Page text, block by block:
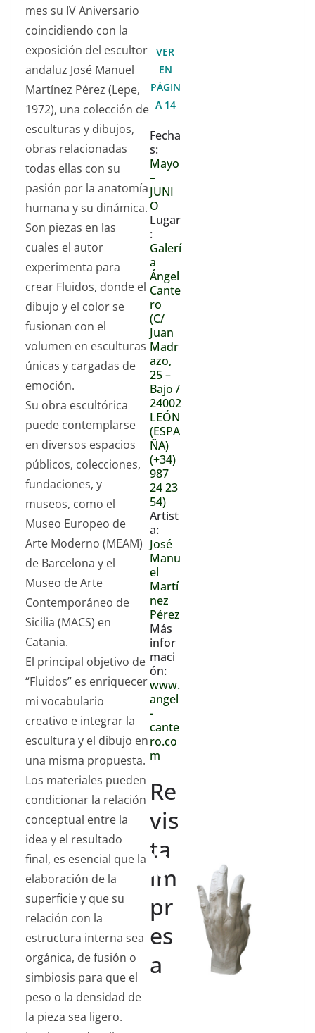
mes su IV Aniversario
coincidiendo con la
exposición del escultor
andaluz José Manuel
Martínez Pérez (Lepe,
1972), una colección de
esculturas y dibujos,
obras relacionadas
todas ellas con su
pasión por la anatomía
humana y su dinámica.
Son piezas en las
cuales el autor
experimenta para
crear Fluidos, donde el
dibujo y el color se
fusionan con el
volumen en esculturas
únicas y cargadas de
emoción.
Su obra escultórica
puede contemplarse
en diversos espacios
públicos, colecciones,
fundaciones, y
museos, como el
Museo Europeo de
Arte Moderno (MEAM)
de Barcelona y el
Museo de Arte
Contemporáneo de
Sicilia (MACS) en
Catania.
El principal objetivo de
“Fluidos” es enriquecer
mi vocabulario
creativo e integrar la
escultura y el dibujo en
una misma propuesta.
Los materiales pueden
condicionar la relación
conceptual entre la
idea y el resultado
final, es esencial que la
elaboración de la
superficie y que su
relación con la
estructura interna sea
orgánica, de fusión o
simbiosis para que el
peso o la densidad de
la pieza sea ligero.
gota que se
VER
EN
PÁGIN
A 14
Fecha
s:
Mayo
–
JUNI
O
Lugar
:
Galerí
a
Ángel
Cante
ro
(C/
Juan
Madr
azo,
25 –
Bajo /
24002
LEÓN
(ESPA
ÑA)
(+34)
987
24 23
54)
Artist
a:
José
Manu
el
Martí
nez
Pérez
Más
infor
maci
ón:
www.
angel
-
cante
ro.co
m
Re
vis
ta
im
pr
es
a